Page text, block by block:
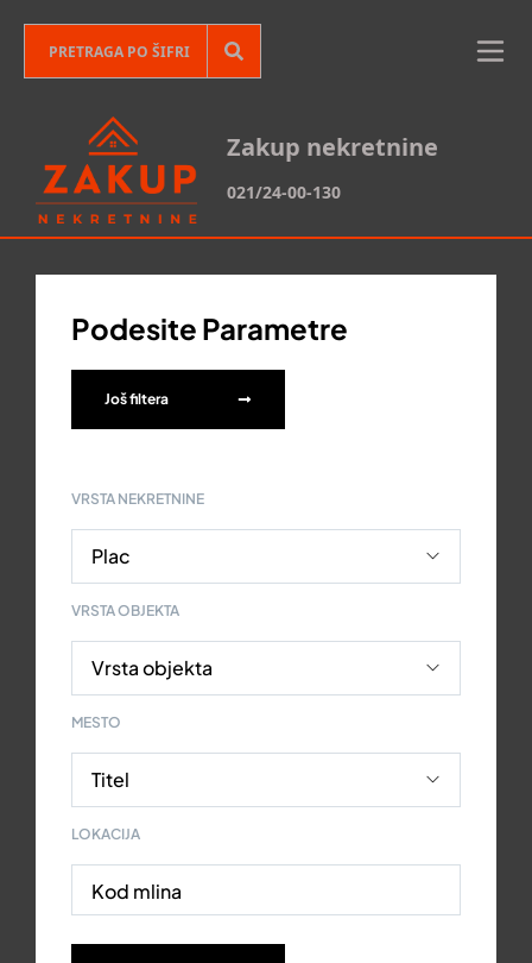
Zakup nekretnine
021/24-00-130
Podesite Parametre
Još filtera
VRSTA NEKRETNINE
VRSTA OBJEKTA
MESTO
LOKACIJA
Kod mlina